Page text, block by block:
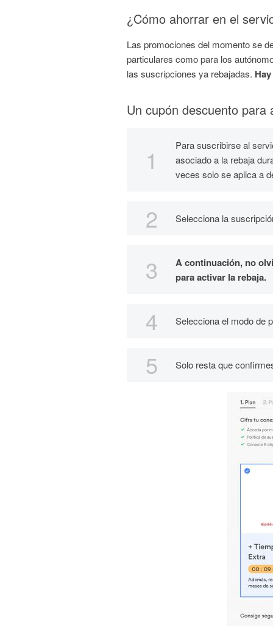
¿Cómo ahorrar en el
Las promociones del momento se
particulares como para los
las suscripciones ya rebajadas.
Un cupón descuento
Para suscribirse al
asociado a la rebaja
veces solo se aplica a
Selecciona la
A continuación, no
para activar la rebaja.
Selecciona el modo de
Solo resta que